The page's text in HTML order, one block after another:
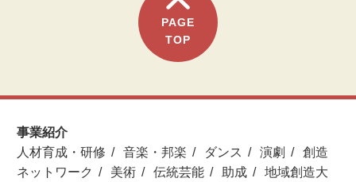
PAGE
TOP
事業紹介
人材育成・研修
音楽・邦楽 ダンス 演劇
創造
ネットワーク
美術 伝統芸能 助成
地域創造大